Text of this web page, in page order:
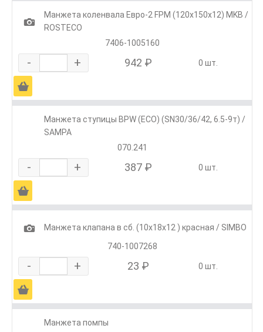
1
Манжета коленвала Евро-2 FPM (120х150х12) MKB /
ROSTECO
7406-1005160
- + 942 ₽ 0 шт.
Ä
Манжета ступицы BPW (ECO) (SN30/36/42, 6.5-9т) /
SAMPA
070.241
- + 387 ₽ 0 шт.
Ä
1
Манжета клапана в сб. (10х18х12 ) красная / SIMBO
740-1007268
- + 23 ₽ 0 шт.
Ä
Манжета помпы